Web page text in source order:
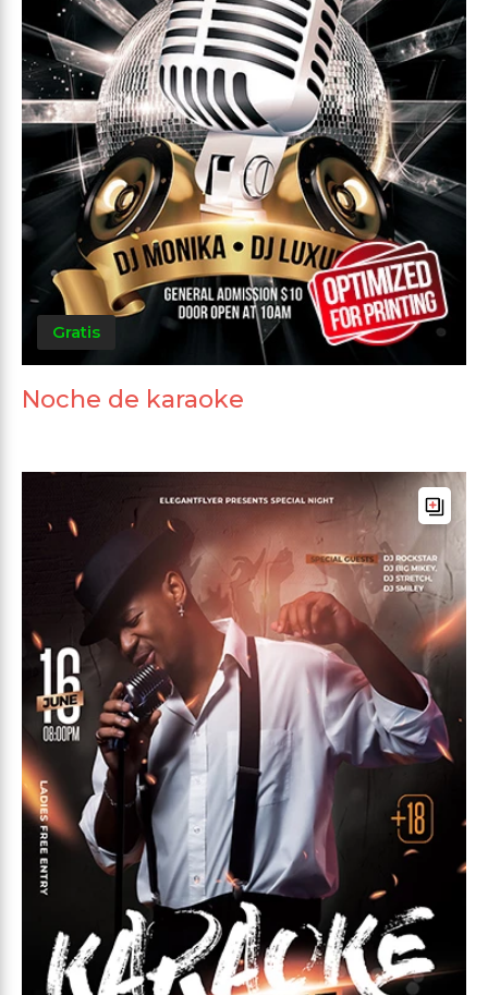
Gratis
Noche de karaoke